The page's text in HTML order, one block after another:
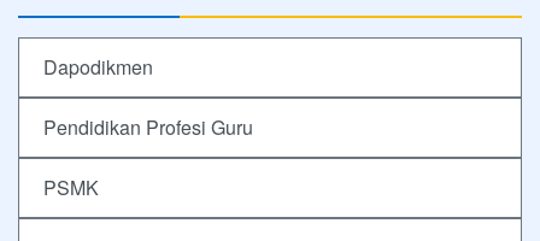
Dapodikmen
Pendidikan Profesi Guru
PSMK